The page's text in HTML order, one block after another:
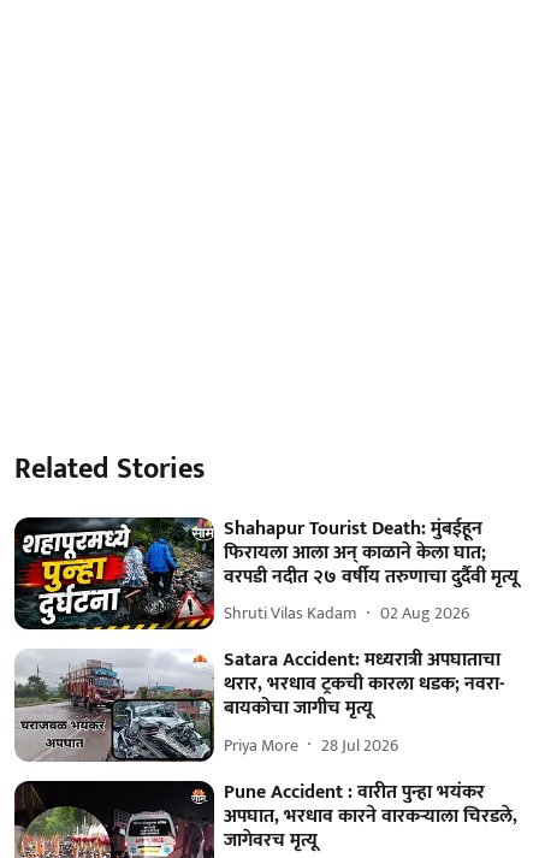
Related Stories
Shahapur Tourist Death: मुंबईहून
फिरायला आला अन् काळाने केला घात;
वरपडी नदीत २७ वर्षीय तरुणाचा दुर्दैवी मृत्यू
Shruti Vilas Kadam 02 Aug 2026
Satara Accident: मध्यरात्री अपघाताचा
थरार, भरधाव ट्रकची कारला धडक; नवरा-
बायकोचा जागीच मृत्यू
Priya More 28 Jul 2026
Pune Accident : वारीत पुन्हा भयंकर
अपघात, भरधाव कारने वारकऱ्याला चिरडले,
जागेवरच मृत्यू